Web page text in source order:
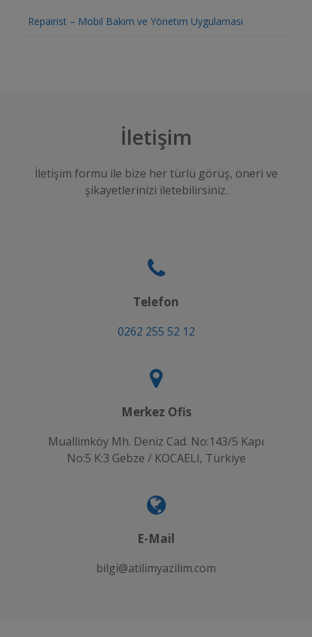
Repairist – Mobil Bakım ve Yönetim Uygulaması
İletişim
İletişim formu ile bize her türlü görüş, öneri ve
şikayetlerinizi iletebilirsiniz.
Telefon
0262 255 52 12
Merkez Ofis
Muallimköy Mh. Deniz Cad. No:143/5 Kapı
No:5 K:3 Gebze / KOCAELI, Türkiye
E-Mail
bilgi@atilimyazilim.com